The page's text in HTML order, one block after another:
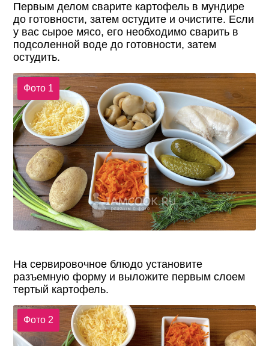
Первым делом сварите картофель в мундире
до готовности, затем остудите и очистите. Если
у вас сырое мясо, его необходимо сварить в
подсоленной воде до готовности, затем
остудить.
Фото 1
На сервировочное блюдо установите
разъемную форму и выложите первым слоем
тертый картофель.
Фото 2